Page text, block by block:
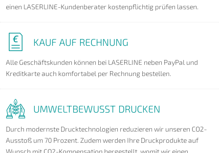
einen LASERLINE-Kundenberater kostenpflichtig prüfen lassen.
KAUF AUF RECHNUNG
Alle Geschäftskunden können bei LASERLINE neben PayPal und
Kreditkarte auch komfortabel per Rechnung bestellen.
UMWELTBEWUSST DRUCKEN
Durch modernste Drucktechnologien reduzieren wir unseren CO2-
Ausstoß um 70 Prozent. Zudem werden Ihre Druckprodukte auf
Wunsch mit CO2-Kompensation hergestellt, womit wir einen